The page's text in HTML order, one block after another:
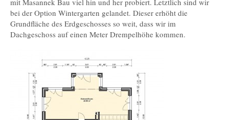
bei der Option Wintergarten gelandet. Dieser erhöht die
Grundfläche des Erdgeschosses so weit, dass wir im
Dachgeschoss auf einen Meter Drempelhöhe kommen.